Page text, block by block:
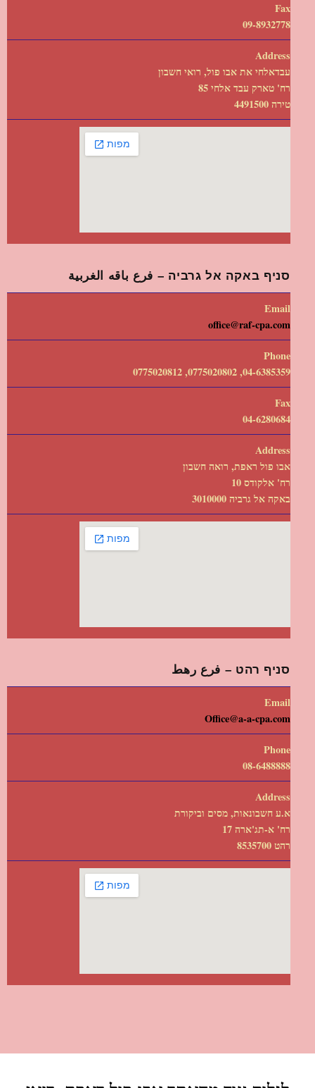
Fax
09-8932778
Address
עבדאלחי את אבו פול, רואי חשבון
רח' טארק עבד אלחי 85
טירה 4491500
סניף באקה אל גרביה – فرع باقه الغربية
Email
office@raf-cpa.com
Phone
04-6385359, 0775020802, 0775020812
Fax
04-6280684
Address
אבו פול ראפת, רואה חשבון
רח' אלקודס 10
באקה אל גרביה 3010000
סניף רהט – فرع رهط
Email
Office@a-a-cpa.com
Phone
08-6488888
Address
א.ע חשבונאות, מסים וביקורת
רח' א-תג'ארה 17
רהט 8535700